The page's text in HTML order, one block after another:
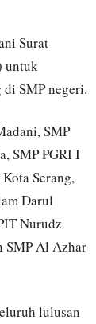
Surat
untuk
SMP negeri.
SMP
SMP PGRI I
Serang,
Darul
Nurudz
SMP Al Azhar
lulusan